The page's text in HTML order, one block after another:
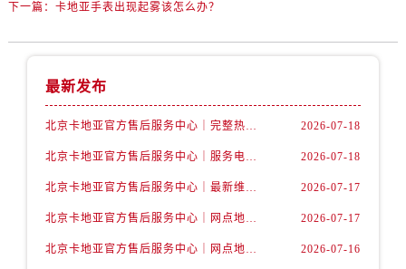
下一篇： 卡地亚手表出现起雾该怎么办？
最新发布
北京卡地亚官方售后服务中心｜完整热线电话与网点地址权威信息公示（2026年7月最新） 2026-07-18
北京卡地亚官方售后服务中心｜服务电话及详细网点地址权威信息公示（2026年7月最新） 2026-07-18
北京卡地亚官方售后服务中心｜最新维修地址及官方客服电话权威信息公示（2026年7月最新） 2026-07-17
北京卡地亚官方售后服务中心｜网点地址与24小时客服热线权威信息公示（2026年7月最新） 2026-07-17
北京卡地亚官方售后服务中心｜网点地址与售后服务热线权威信息公示（2026年7月最新） 2026-07-16